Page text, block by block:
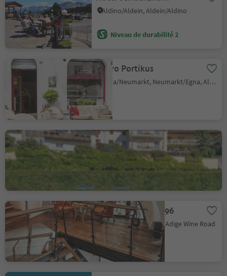
Aldino/Aldein, Aldein/Aldino
Niveau de durabilité 2
Bistro Portikus
Egna/Neumarkt, Neumarkt/Egna, Alto Adige Wine Road
Albergo Aquila D'Oro
Amalia Pernter 1896
Salorno/Salurn, Alto Adige Wine Road